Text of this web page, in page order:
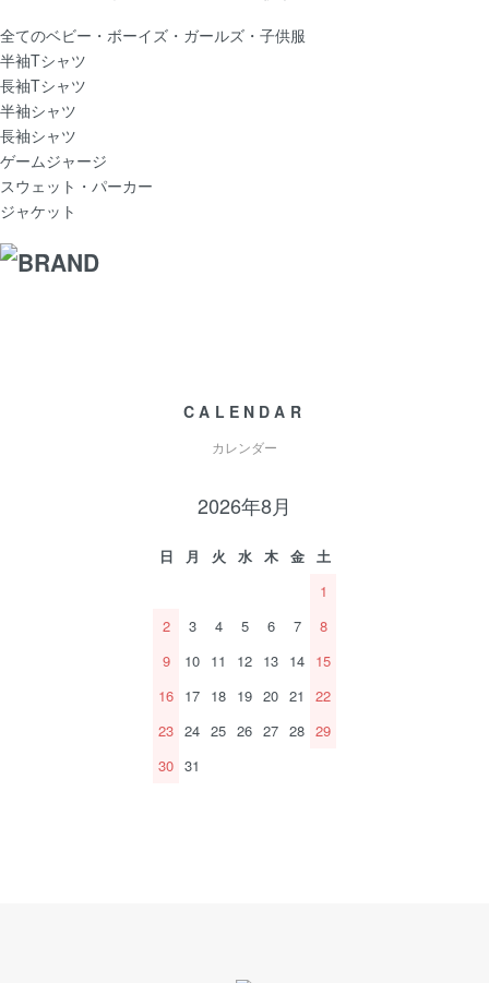
全てのベビー・ボーイズ・ガールズ・子供服
半袖Tシャツ
長袖Tシャツ
半袖シャツ
長袖シャツ
ゲームジャージ
スウェット・パーカー
ジャケット
CALENDAR
カレンダー
2026年8月
日 月 火 水 木 金
土
1
2
3 4 5 6 7
8
9
10 11 12 13 14 15
16 17 18 19 20 21
22
23 24 25 26 27 28 29
30 31